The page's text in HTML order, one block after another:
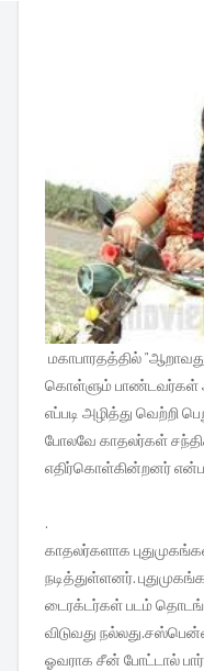
மகாபாரதத்தில்
கொள்ளும் பாண்டவர்கள்
எப்படி அழித்து வெற்றி
போலவே காதலர்கள்
எதிர்கொள்கின்றனர்
.
காதலர்களாக
நடித்துள்ளனர்.
டைரக்டர்கள் படம்
விடுவது
ஓவராக சீன் போட்டால்